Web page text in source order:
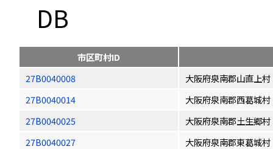
DB
市区町村ID
27B0040008
大阪府泉南郡山直上村
27B0040014
大阪府泉南郡西葛城村
27B0040025
大阪府泉南郡土生郷村
27B0040027
大阪府泉南郡東葛城村